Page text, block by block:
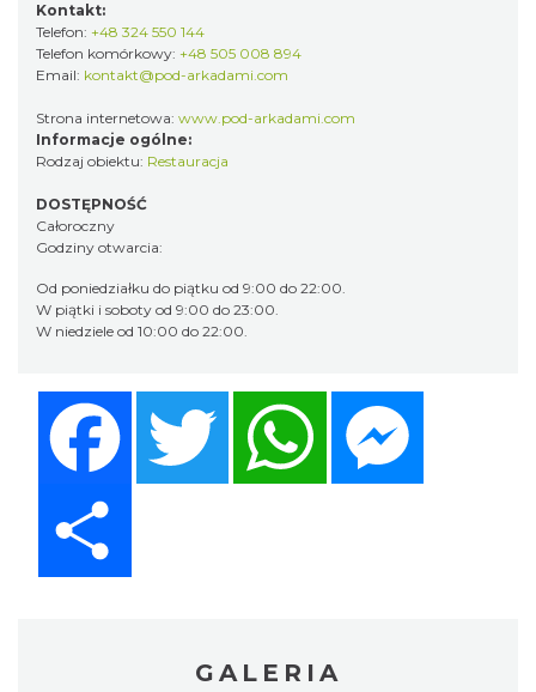
Kontakt:
Telefon: +48 324 550 144
Telefon komórkowy: +48 505 008 894
Email: kontakt@pod-arkadami.com
Strona internetowa: www.pod-arkadami.com
Informacje ogólne:
Rodzaj obiektu: Restauracja
DOSTĘPNOŚĆ
Całoroczny
Godziny otwarcia:
Od poniedziałku do piątku od 9:00 do 22:00.
W piątki i soboty od 9:00 do 23:00.
W niedziele od 10:00 do 22:00.
Twitter
GALERIA